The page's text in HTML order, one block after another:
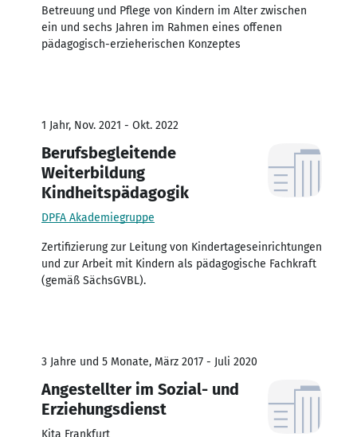
Betreuung und Pflege von Kindern im Alter zwischen
ein und sechs Jahren im Rahmen eines offenen
pädagogisch-erzieherischen Konzeptes
1 Jahr, Nov. 2021 - Okt. 2022
Berufsbegleitende
Weiterbildung
Kindheitspädagogik
DPFA Akademiegruppe
Zertifizierung zur Leitung von Kindertageseinrichtungen
und zur Arbeit mit Kindern als pädagogische Fachkraft
(gemäß SächsGVBL).
3 Jahre und 5 Monate, März 2017 - Juli 2020
Angestellter im Sozial- und
Erziehungsdienst
Kita Frankfurt